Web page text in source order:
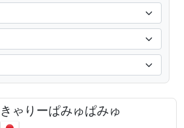
きゃりーぱみゅぱみゅ